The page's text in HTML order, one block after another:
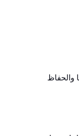
والحفاظ